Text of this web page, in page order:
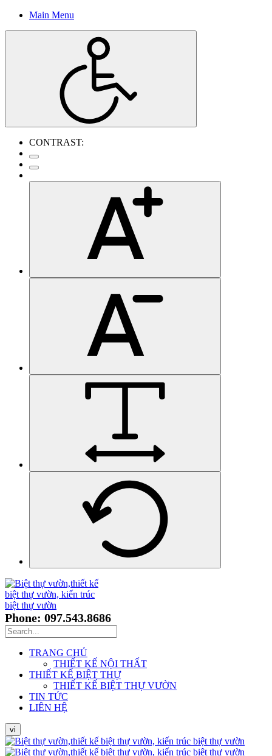
Main Menu
CONTRAST:
Phone: 097.543.8686
TRANG CHỦ
THIẾT KẾ NỘI THẤT
THIẾT KẾ BIỆT THỰ
THIẾT KẾ BIỆT THỰ VƯỜN
TIN TỨC
LIÊN HỆ
vi